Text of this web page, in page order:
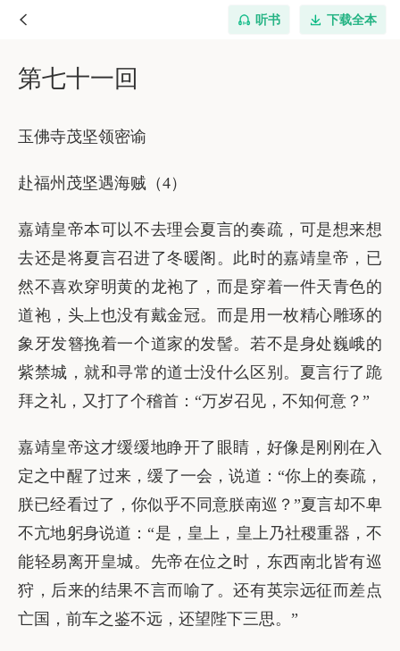
听书 下载全本